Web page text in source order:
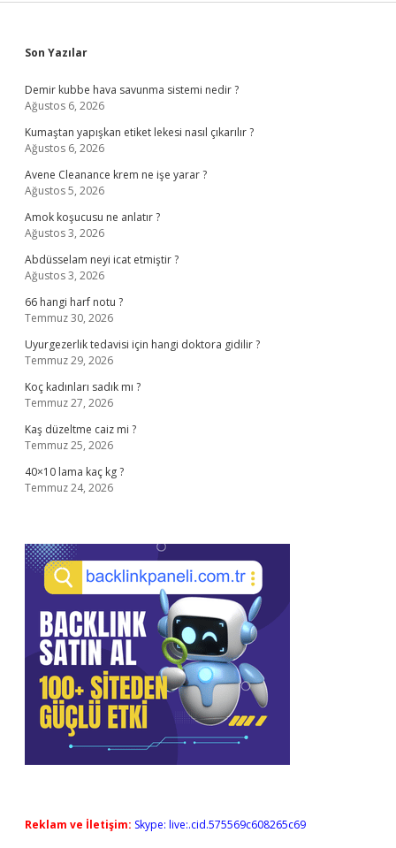
Sidebar
Son Yazılar
Demir kubbe hava savunma sistemi nedir ?
Ağustos 6, 2026
Kumaştan yapışkan etiket lekesi nasıl çıkarılır ?
Ağustos 6, 2026
Avene Cleanance krem ne işe yarar ?
Ağustos 5, 2026
Amok koşucusu ne anlatır ?
Ağustos 3, 2026
Abdüsselam neyi icat etmiştir ?
Ağustos 3, 2026
66 hangi harf notu ?
Temmuz 30, 2026
Uyurgezerlik tedavisi için hangi doktora gidilir ?
Temmuz 29, 2026
Koç kadınları sadık mı ?
Temmuz 27, 2026
Kaş düzeltme caiz mi ?
Temmuz 25, 2026
40×10 lama kaç kg ?
Temmuz 24, 2026
Reklam ve İletişim: Skype: live:.cid.575569c608265c69